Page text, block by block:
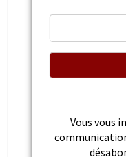
Vous vous